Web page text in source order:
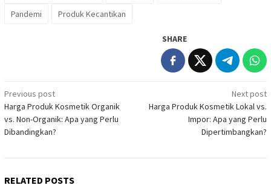
Pandemi
Produk Kecantikan
SHARE
Post
navigation
Previous post
Harga Produk Kosmetik Organik
vs. Non-Organik: Apa yang Perlu
Dibandingkan?
Next post
Harga Produk Kosmetik Lokal vs.
Impor: Apa yang Perlu
Dipertimbangkan?
RELATED POSTS